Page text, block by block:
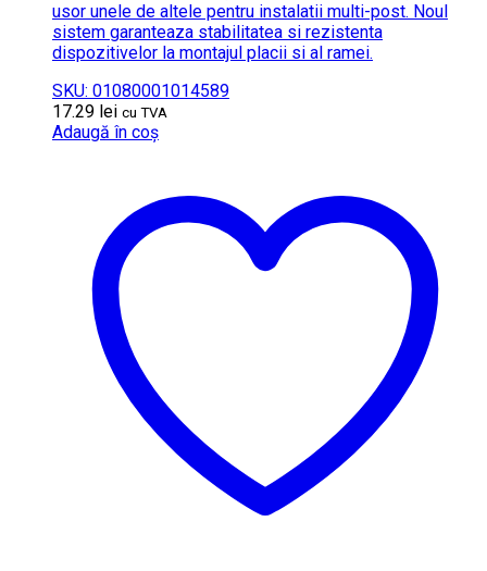
usor unele de altele pentru instalatii multi-post. Noul
sistem garanteaza stabilitatea si rezistenta
dispozitivelor la montajul placii si al ramei.
SKU: 01080001014589
17.29 lei cu TVA
Adaugă în coș